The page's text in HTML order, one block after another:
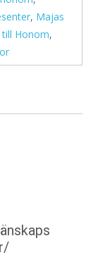
, Majas
Honom,